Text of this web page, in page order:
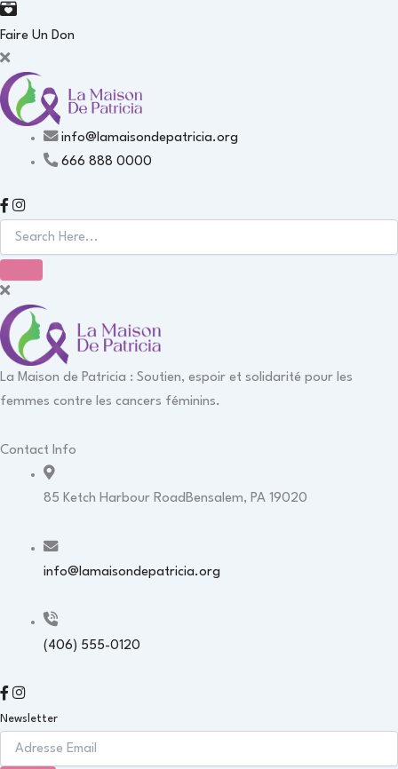
Faire Un Don
info@lamaisondepatricia.org
666 888 0000
La Maison de Patricia : Soutien, espoir et solidarité pour les
femmes contre les cancers féminins.
Contact Info
85 Ketch Harbour RoadBensalem, PA 19020
info@lamaisondepatricia.org
(406) 555-0120
Newsletter